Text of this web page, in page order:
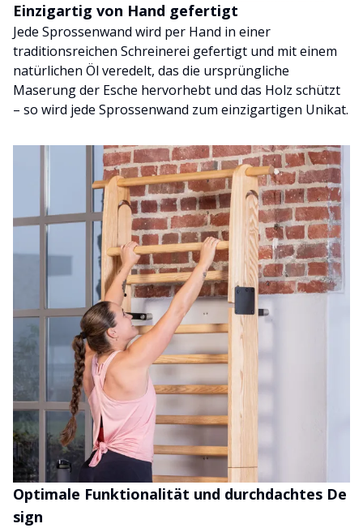
Einzigartig von Hand gefertigt
Jede Sprossenwand wird per Hand in einer
traditionsreichen Schreinerei gefertigt und mit einem
natürlichen Öl veredelt, das die ursprüngliche
Maserung der Esche hervorhebt und das Holz schützt
– so wird jede Sprossenwand zum einzigartigen Unikat.
Optimale Funktionalität und durchdachtes De
sign